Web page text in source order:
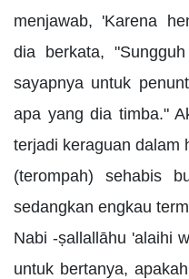
menjawab, 'Karena
dia berkata,
sayapnya untuk
apa yang dia timba."
terjadi keraguan dalam
(terompah) sehabis
sedangkan engkau
Nabi -ṣallallāhu 'alaihi
untuk bertanya,